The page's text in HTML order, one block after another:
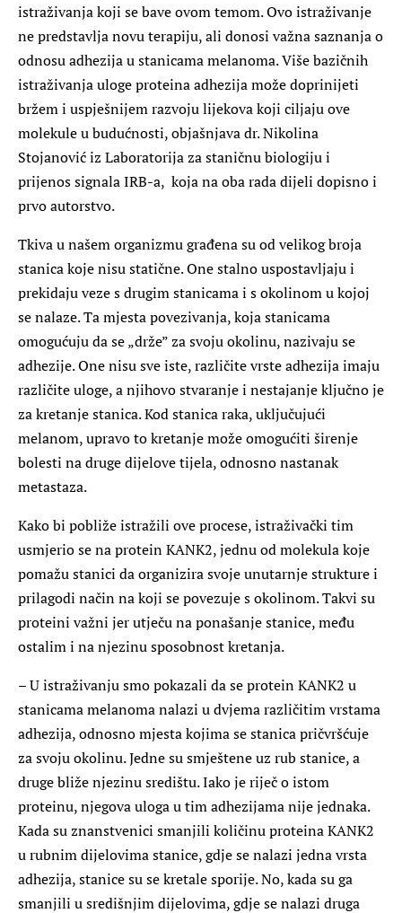
istraživanja koji se bave ovom temom. Ovo istraživanje
ne predstavlja novu terapiju, ali donosi važna saznanja o
odnosu adhezija u stanicama melanoma. Više bazičnih
istraživanja uloge proteina adhezija može doprinijeti
bržem i uspješnijem razvoju lijekova koji ciljaju ove
molekule u budućnosti, objašnjava dr.Nikolina
Stojanovićiz Laboratorija za staničnu biologiju i
prijenos signala IRB-a, koja na oba rada dijeli dopisno i
prvo autorstvo.
Tkiva u našem organizmu građena su od velikog broja
stanica koje nisu statične.One stalno uspostavljaju i
prekidaju veze s drugim stanicama i s okolinom u kojoj
se nalaze. Ta mjesta povezivanja, koja stanicama
omogućuju da se „drže” za svoju okolinu, nazivaju se
adhezije. One nisu sve iste, različite vrste adhezija imaju
različite uloge, a njihovo stvaranje i nestajanje ključno je
za kretanje stanica. Kod stanica raka, uključujući
melanom, upravo to kretanje može omogućiti širenje
bolesti na druge dijelove tijela, odnosno nastanak
metastaza.
Kako bi pobliže istražili ove procese, istraživački tim
usmjerio se na protein KANK2, jednu od molekula koje
pomažu stanici da organizira svoje unutarnje strukture i
prilagodi način na koji se povezuje s okolinom. Takvi su
proteini važni jer utječu na ponašanje stanice, među
ostalim i na njezinu sposobnost kretanja.
– U istraživanju smo pokazali da se protein KANK2 u
stanicama melanoma nalazi u dvjema različitim vrstama
adhezija, odnosno mjesta kojima se stanica pričvršćuje
za svoju okolinu. Jedne su smještene uz rub stanice, a
druge bliže njezinu središtu. Iako je riječ o istom
proteinu, njegova uloga u tim adhezijama nije jednaka.
Kada su znanstvenici smanjili količinu proteina KANK2
u rubnim dijelovima stanice, gdje se nalazi jedna vrsta
adhezija, stanice su se kretale sporije. No, kada su ga
smanjili u središnjim dijelovima, gdje se nalazi druga